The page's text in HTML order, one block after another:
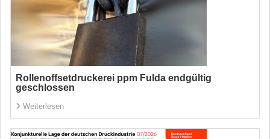
Rollenoffsetdruckerei ppm Fulda endgültig
geschlossen
Weiterlesen